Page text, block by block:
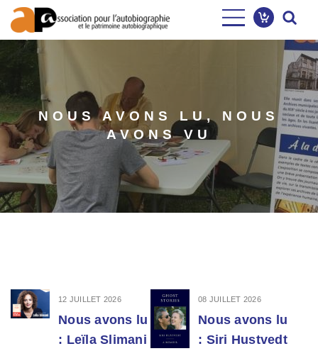
Aller
contenu
principal
NOUS AVONS LU, NOUS
AVONS VU
12 JUILLET 2026
Nous avons lu
: Leïla Slimani
08 JUILLET 2026
Nous avons lu
: Siri Hustvedt